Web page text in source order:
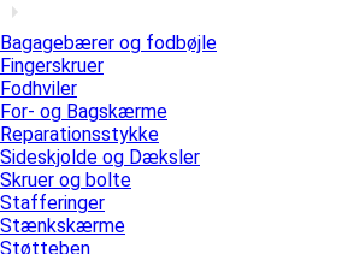
Bagagebærer og fodbøjle
Fingerskruer
Fodhviler
For- og Bagskærme
Reparationsstykke
Sideskjolde og Dæksler
Skruer og bolte
Stafferinger
Stænkskærme
Støtteben